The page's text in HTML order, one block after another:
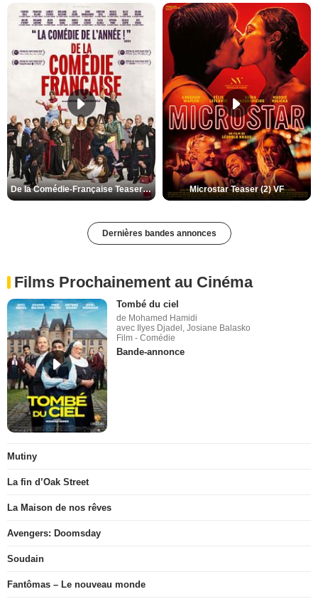
De la Comédie-Française Teaser (3) VF Microstar Teaser (2) VF
Dernières bandes annonces
Films Prochainement au Cinéma
Tombé du ciel
de Mohamed Hamidi
avec Ilyes Djadel, Josiane Balasko
Film - Comédie
Bande-annonce
Mutiny
La fin d’Oak Street
La Maison de nos rêves
Avengers: Doomsday
Soudain
Fantômas – Le nouveau monde